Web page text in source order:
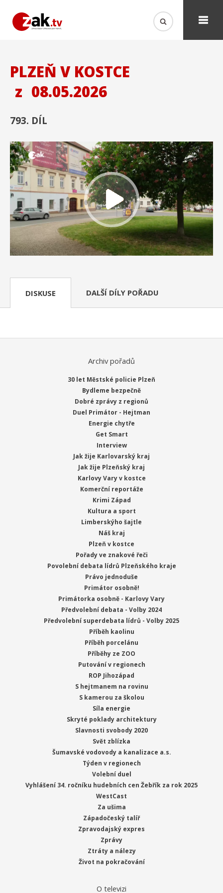
PLZEŇ V KOSTCE
z 08.05.2026
793. DÍL
DISKUSE DALŠÍ DÍLY POŘADU
Archiv pořadů
30 let Městské policie Plzeň
Bydleme bezpečně
Dobré zprávy z regionů
Duel Primátor - Hejtman
Energie chytře
Get Smart
Interview
Jak žije Karlovarský kraj
Jak žije Plzeňský kraj
Karlovy Vary v kostce
Komerční reportáže
Krimi Západ
Kultura a sport
Limberskýho šajtle
Náš kraj
Plzeň v kostce
Pořady ve znakové řeči
Povolební debata lídrů Plzeňského kraje
Právo jednoduše
Primátor osobně!
Primátorka osobně - Karlovy Vary
Předvolební debata - Volby 2024
Předvolební superdebata lídrů - Volby 2025
Příběh kaolinu
Příběh porcelánu
Příběhy ze ZOO
Putování v regionech
ROP Jihozápad
S hejtmanem na rovinu
S kamerou za školou
Síla energie
Skryté poklady architektury
Slavnosti svobody 2020
Svět zblízka
Šumavské vodovody a kanalizace a.s.
Týden v regionech
Volební duel
Vyhlášení 34. ročníku hudebních cen Žebřík za rok 2025
WestCast
Za ušima
Západočeský talíř
Zpravodajský expres
Zprávy
Ztráty a nálezy
Život na pokračování
O televizi